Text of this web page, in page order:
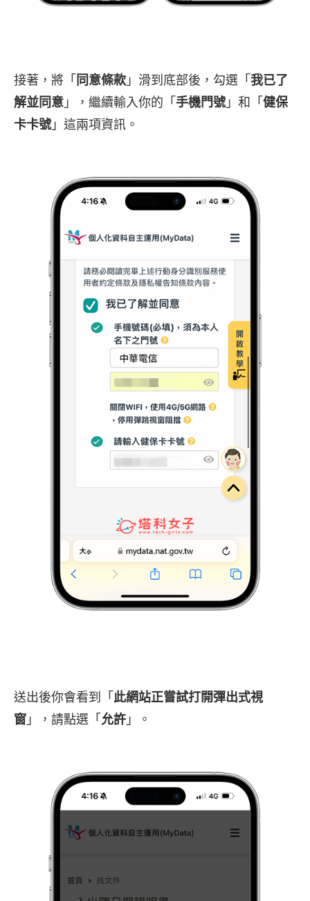
接著，將「 同意條款 」滑到底部後，勾選「 我已了
解並同意 」，繼續輸入你的「 手機門號」和「 健保
卡卡號」這兩項資訊。
送出後你會看到「 此網站正嘗試打開彈出式視
窗 」，請點選「 允許 」。